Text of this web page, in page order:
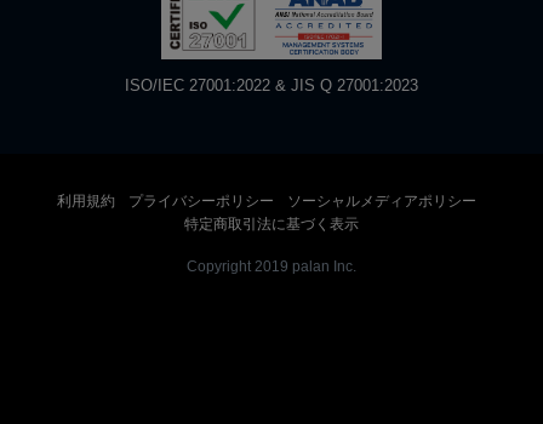
ISO/IEC 27001:2022 & JIS Q 27001:2023
利用規約 プライバシーポリシー
ソーシャルメディアポリシー
特定商取引法に基づく表示
Copyright 2019 palan Inc.